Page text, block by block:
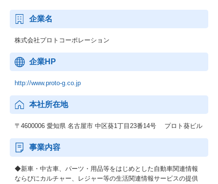
企業名
株式会社プロトコーポレーション
企業HP
http://www.proto-g.co.jp
本社所在地
〒4600006 愛知県 名古屋市 中区葵1丁目23番14号 プロト葵ビル
事業内容
◆新車・中古車、パーツ・用品等をはじめとした自動車関連情報
ならびにカルチャー、レジャー等の生活関連情報サービスの提供